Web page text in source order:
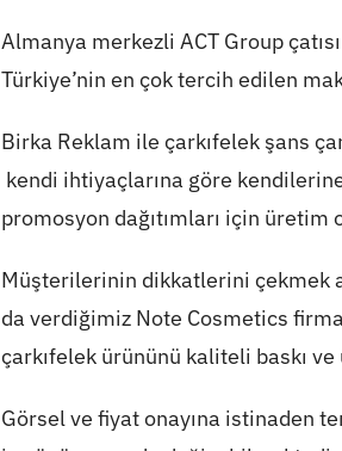
Almanya merkezli ACT Group
Türkiye’nin en çok tercih edilen
Birka Reklam ile çarkıfelek şans
kendi ihtiyaçlarına göre
promosyon dağıtımları için üretim
Müşterilerinin dikkatlerini çekmek
da verdiğimiz Note Cosmetics
çarkıfelek ürününü kaliteli baskı
Görsel ve fiyat onayına istinaden